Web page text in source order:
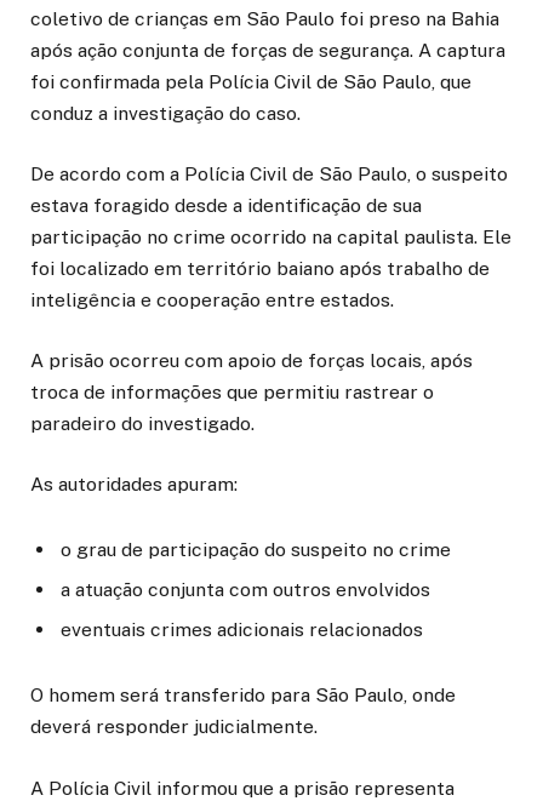
coletivo de crianças em São Paulo foi preso na Bahia
após ação conjunta de forças de segurança. A captura
foi confirmada pela Polícia Civil de São Paulo, que
conduz a investigação do caso.
De acordo com a Polícia Civil de São Paulo, o suspeito
estava foragido desde a identificação de sua
participação no crime ocorrido na capital paulista. Ele
foi localizado em território baiano após trabalho de
inteligência e cooperação entre estados.
A prisão ocorreu com apoio de forças locais, após
troca de informações que permitiu rastrear o
paradeiro do investigado.
As autoridades apuram:
o grau de participação do suspeito no crime
a atuação conjunta com outros envolvidos
eventuais crimes adicionais relacionados
O homem será transferido para São Paulo, onde
deverá responder judicialmente.
A Polícia Civil informou que a prisão representa